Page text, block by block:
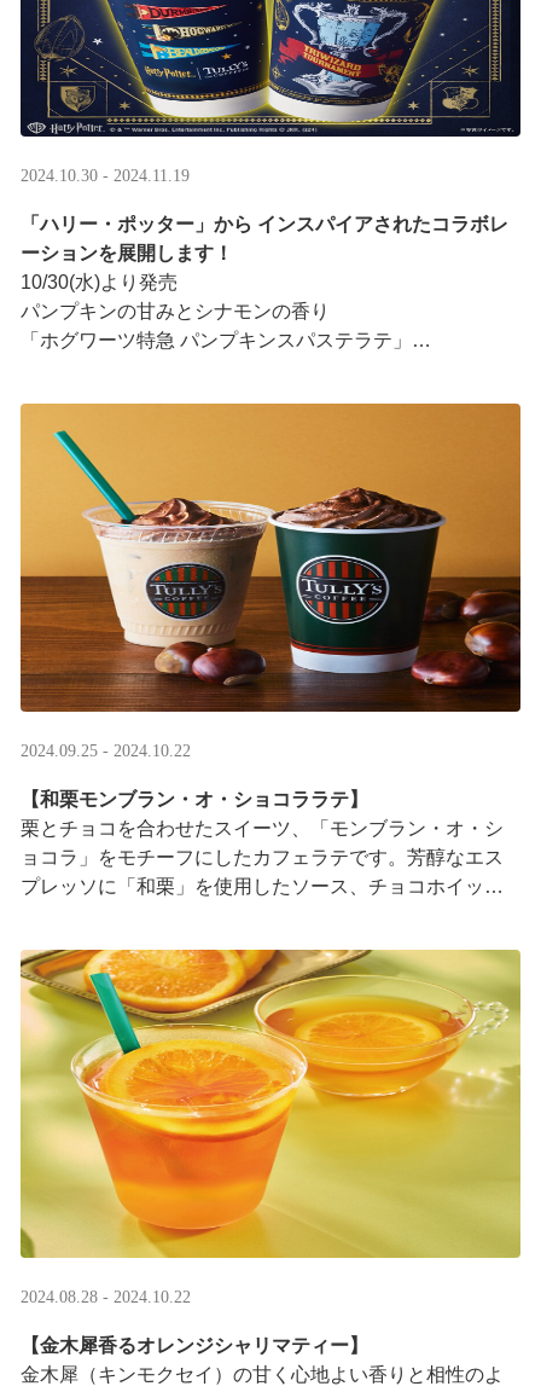
2024.10.30 - 2024.11.19
「ハリー・ポッター」から インスパイアされたコラボレ
ーションを展開します！
10/30(水)より発売
パンプキンの甘みとシナモンの香り
「ホグワーツ特急 パンプキンスパステラテ」
「炎のゴブレット ロイヤルミルクティー」
「ハリー・ポッター」 ···
2024.09.25 - 2024.10.22
【和栗モンブラン・オ・ショコララテ】
栗とチョコを合わせたスイーツ、「モンブラン・オ・シ
ョコラ」をモチーフにしたカフェラテです。芳醇なエス
プレッソに「和栗」を使用したソース、チョコホイップ
2024.08.28 - 2024.10.22
【金木犀香るオレンジシャリマティー】
金木犀（キンモクセイ）の甘く心地よい香りと相性のよ